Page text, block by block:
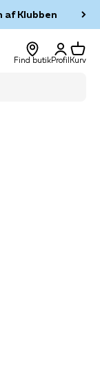
af Klubben
Find butik
Log ind
Profil
Kurv
Kurv